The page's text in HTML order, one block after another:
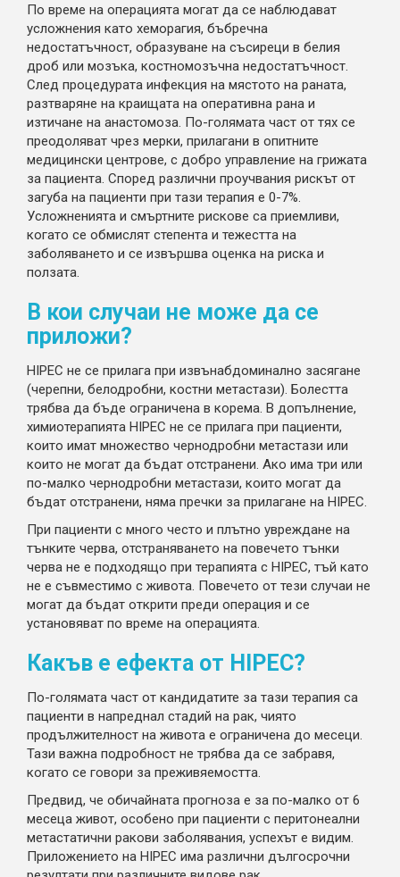
По време на операцията могат да се наблюдават
усложнения като хеморагия, бъбречна
недостатъчност, образуване на съсиреци в белия
дроб или мозъка, костномозъчна недостатъчност.
След процедурата инфекция на мястото на раната,
разтваряне на краищата на оперативна рана и
изтичане на анастомоза. По-голямата част от тях се
преодоляват чрез мерки, прилагани в опитните
медицински центрове, с добро управление на грижата
за пациента. Според различни проучвания рискът от
загуба на пациенти при тази терапия е 0-7%.
Усложненията и смъртните рискове са приемливи,
когато се обмислят степента и тежестта на
заболяването и се извършва оценка на риска и
ползата.
В кои случаи не може да се
приложи?
HIPEC не се прилага при извънабдоминално засягане
(черепни, белодробни, костни метастази). Болестта
трябва да бъде ограничена в корема. В допълнение,
химиотерапията HIPEC не се прилага при пациенти,
които имат множество чернодробни метастази или
които не могат да бъдат отстранени. Ако има три или
по-малко чернодробни метастази, които могат да
бъдат отстранени, няма пречки за прилагане на HIPEC.
При пациенти с много често и плътно увреждане на
тънките черва, отстраняването на повечето тънки
черва не е подходящо при терапията с HIPEC, тъй като
не е съвместимо с живота. Повечето от тези случаи не
могат да бъдат открити преди операция и се
установяват по време на операцията.
Какъв е ефекта от HIPEC?
По-голямата част от кандидатите за тази терапия са
пациенти в напреднал стадий на рак, чиято
продължителност на живота е ограничена до месеци.
Тази важна подробност не трябва да се забравя,
когато се говори за преживяемостта.
Предвид, че обичайната прогноза е за по-малко от 6
месеца живот, особено при пациенти с перитонеални
метастатични ракови заболявания, успехът е видим.
Приложението на HIPEC има различни дългосрочни